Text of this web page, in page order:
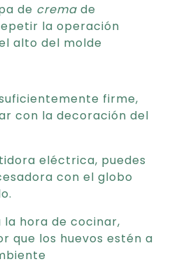
de crema de
la operación
alto del molde
firme,
con la decoración del
eléctrica, puedes
con el globo
la hora de cocinar,
que los huevos estén a